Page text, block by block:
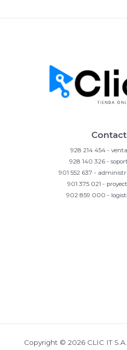
928 214 454 -
928 140 326 -
901 552 637 -
901 375 021 -
902 859 000 -
Copyright © 2026 CLIC IT